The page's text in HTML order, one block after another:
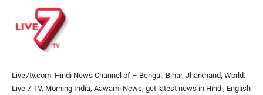
Live7tv.com: Hindi News Channel of – Bengal, Bihar, Jharkhand, World:
Live 7 TV, Morning India, Aawami News, get latest news in Hindi, English